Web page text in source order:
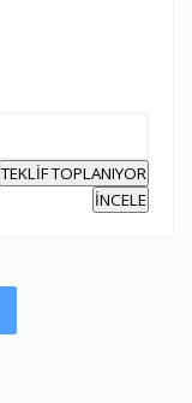
TEKLİF TOPLANIYOR
İNCELE